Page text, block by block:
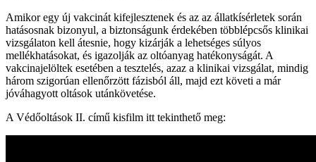
Amikor egy új vakcinát kifejlesztenek és az az állatkísérletek során
hatásosnak bizonyul, a biztonságunk érdekében többlépcsős klinikai
vizsgálaton kell átesnie, hogy kizárják a lehetséges súlyos
mellékhatásokat, és igazolják az oltóanyag hatékonyságát. A
vakcinajelöltek esetében a tesztelés, azaz a klinikai vizsgálat, mindig
három szigorúan ellenőrzött fázisból áll, majd ezt követi a már
jóváhagyott oltások utánkövetése.
A Védőoltások II. című kisfilm itt tekinthető meg: